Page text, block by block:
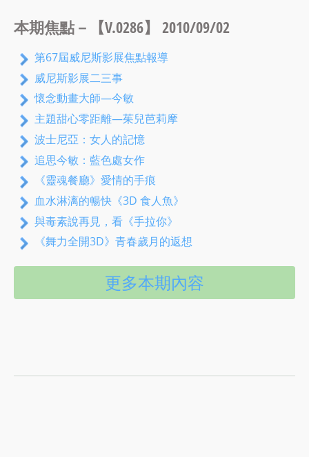
本期焦點－【V.0286】 2010/09/02
第67屆威尼斯影展焦點報導
威尼斯影展二三事
懷念動畫大師—今敏
主題甜心零距離—茱兒芭莉摩
波士尼亞：女人的記憶
追思今敏：藍色處女作
《靈魂餐廳》愛情的手痕
血水淋漓的暢快《3D 食人魚》
與毒素說再見，看《手拉你》
《舞力全開3D》青春歲月的返想
更多本期內容